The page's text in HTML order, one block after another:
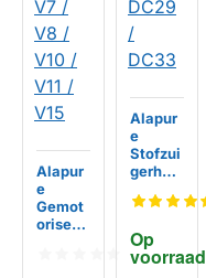
Alapur
e
Gemot
oriseer
Op
voorraad
Alapur
e
Stofzui
gerhan
geschi
Dyson
DC19 /